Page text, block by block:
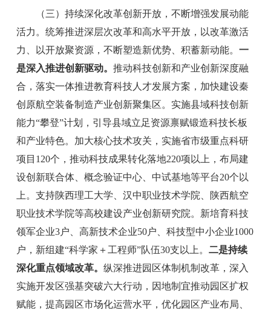
（三）持续深化改革创新开放，不断增强发展动能
活力。 统筹推进深层次改革和高水平开放，以改革激活
力、以开放聚资源，不断塑造新优势、积蓄新动能。 一
是深入推进创新驱动。 推动科技创新和产业创新深度融
合， 落实一体推进教育科技人才发展方案，加快建设秦
创原航空装备制造产业创新聚集区。 实施县域科技创新
能力“攀登”计划，引导县域立足资源禀赋锻造科技长板
和产业特色。加大核心技术攻关，实施省市级重点科研
项目 120个，推动科技成果转化落地220项以上，布局建
设创新联合体、 概念验证中心、中试基地等平台20个以
上。支持陕西理工大学、汉中职业技术学院
陕西航空
职业技术学院等高校建设产业创新研究院。 新培育科技
领军企业3户、高新技术企业50户、科技型中小企业1000
户，新组建“科学家 ＋ 工程师”队伍30支以上。 二是持续
深化重点领域改革。 纵深推进园 区体制机制改革，深入
实施开发区强基突破六大行动，因地制宜推动园区扩权
赋能，提高园区市场化运营水平，优化园区产业布局、